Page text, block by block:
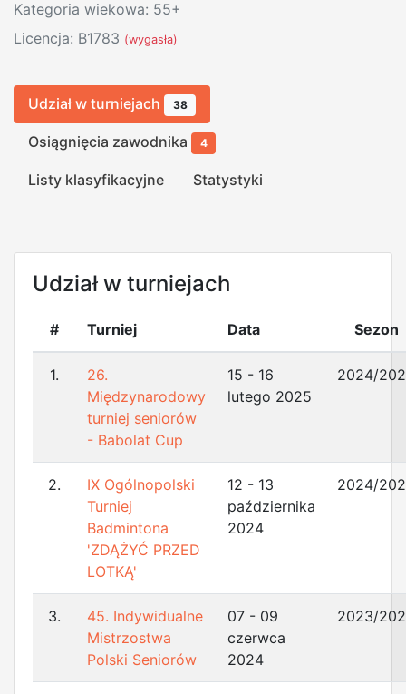
Kategoria wiekowa: 55+
Licencja: B1783 (wygasła)
Udział w turniejach 38
Osiągnięcia zawodnika 4
Listy klasyfikacyjne Statystyki
Udział w turniejach
# Turniej Data Sezon
1.
26.
Międzynarodowy
turniej seniorów
- Babolat Cup
15 - 16
lutego 2025
2024/
2.
IX Ogólnopolski
Turniej
Badmintona
'ZDĄŻYĆ PRZED
LOTKĄ'
12 - 13
października
2024
2024/
3.
45. Indywidualne
Mistrzostwa
Polski Seniorów
07 - 09
czerwca
2024
2023/